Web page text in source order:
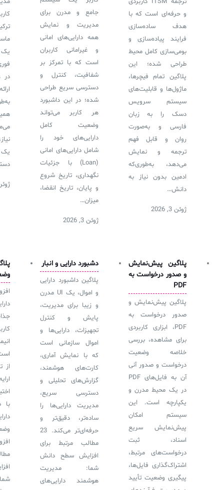
و حرفه‌ای است که با
هدف ساده‌سازی
فرایند پیاده‌سازی و
بومی‌سازی کامل محیط
طراحی شده؛ این
پلاگین تمام فیچرها،
ماژول‌ها و قابلیت‌های
سیستم سرویس
دسک را به زبان
فارسی و به‌صورت
روان و قابل فهم
ترجمه و نمایش
می‌دهد، به‌طوری‌که
ادمین بدون نیاز به
دانش…
ژوئن 3, 2026
جامع و مدرن برای
مدیریت و نمایش
همه دارایی‌های امانی
و غیرامانی کاربران
است که با تمرکز بر
شفافیت، کنترل و
دسترسی سریع طراحی
شده؛ در این داشبورد
هر کاربر می‌تواند
وضعیت کامل
دارایی‌های خود را
شامل دارایی‌های امانی
(Loan) با جزئیات
نگهداری، تاریخ شروع
و پایان، تاریخ انقضا،
میزان…
ژوئن 3, 2026
یک
در
یک
ژوئن 3,
پلاگین پیش‌نمایش
و صدور درخواست به
PDF
پلاگین پیش‌نمایش و
صدور درخواست به
PDF، ابزاری کاربردی
برای مشاهده، بررسی
خلاصه وضعیت
درخواست و صدور آنی
آن به فایل‌های PDF
در یک محیط مدرن و
یکپارچه است. این
سیستم امکان
پیش‌نمایش سریع
اسناد، ثبت
درخواست‌های مرتبط،
اشتراک‌گذاری فایل‌ها،
پیگیری وضعیت تأیید
دشبورد دارایی و انبار
پلاگین داشبورد دارایی
و اموال، یک UI مدرن
و زیبا برای مدیریت،
پایش و کنترل
تجهیزات، دارایی‌ها و
اموال سازمانی است
که با نمایش آماری،
کارت‌های هوشمند،
گزارش‌های تحلیلی و
دسترسی سریع،
مدیریت دارایی‌ها را
ساده‌تر، دقیق‌تر و
حرفه‌ای‌تر می‌کند. 23
مطالب مرتبط برای
افزایش سطح دانش
شما: مدیریت
هوشمند دارایی‌های
از
با
سامانه مدیریت دسترسی ممتاز
سامانه مدیریت و مانیتورینگ شبکه
سامانه آزمون آنلاین